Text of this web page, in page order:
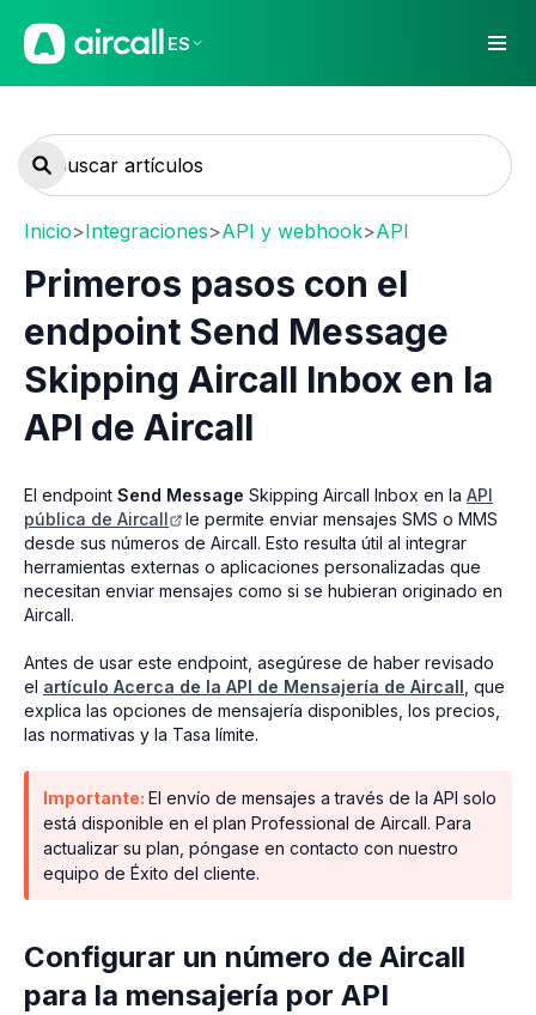
ES
Inicio>Integraciones>API y webhook>API
Primeros pasos con el
endpoint Send Message
Skipping Aircall Inbox en la
API de Aircall
El endpoint Send Message Skipping Aircall Inbox en la API
pública de Aircall
le permite enviar mensajes SMS o MMS
desde sus números de Aircall. Esto resulta útil al integrar
herramientas externas o aplicaciones personalizadas que
necesitan enviar mensajes como si se hubieran originado en
Aircall.
Antes de usar este endpoint, asegúrese de haber revisado
el artículo Acerca de la API de Mensajería de Aircall , que
explica las opciones de mensajería disponibles, los precios,
las normativas y la Tasa límite.
Importante: El envío de mensajes a través de la API solo
está disponible en el plan Professional de Aircall. Para
actualizar su plan, póngase en contacto con nuestro
equipo de Éxito del cliente.
Configurar un número de Aircall
para la mensajería por API